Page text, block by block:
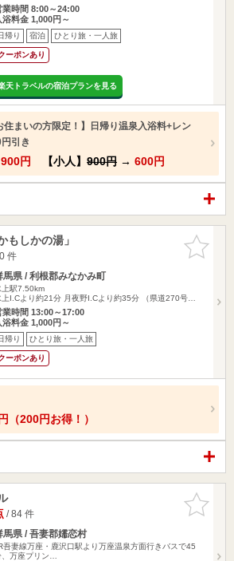
業時間 8:00～24:00
浴料金 1,000円～
帰り 宿泊 ひとり旅・一人旅
ーポンあり
天トラベルの宿泊プランを見る
住まいの方限定！】日帰り温泉入浴料+レン
引き
900円 【小人】 900円 → 600円
お気に入
りに追加
もしかの湯」
件
馬県 / 利根郡みなかみ町
上駅7.50km
上I.Cより約21分 月夜野I.Cより約35分 （県道270号…
業時間 13:00～17:00
浴料金 1,000円～
帰り ひとり旅・一人旅
ーポンあり
（200円お得！）
お気に入
りに追加
/ 84 件
馬県 / 吾妻郡嬬恋村
吾妻線万座・鹿沢口駅より万座温泉方面行きバスで45
、万座プリン…